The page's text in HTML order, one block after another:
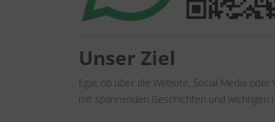
Unser Ziel
Egal, ob über die Website, Social Media
mit spannenden Geschichten und wichtigen